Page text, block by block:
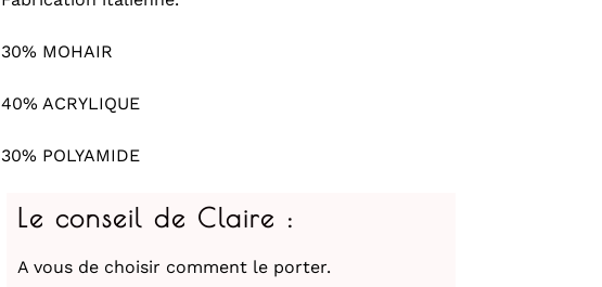
30% MOHAIR
40% ACRYLIQUE
30% POLYAMIDE
Le conseil de Claire :
A vous de choisir comment le porter.